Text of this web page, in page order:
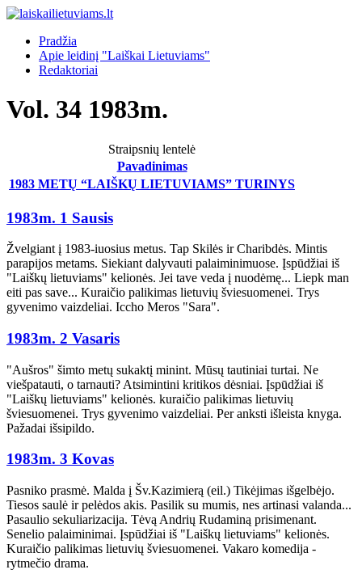
Pradžia
Apie leidinį "Laiškai Lietuviams"
Redaktoriai
Vol. 34 1983m.
Straipsnių lentelė
Pavadinimas
1983 METŲ “LAIŠKŲ LIETUVIAMS” TURINYS
1983m. 1 Sausis
Žvelgiant į 1983-iuosius metus. Tap Skilės ir Charibdės. Mintis
parapijos metams. Siekiant dalyvauti palaiminimuose. Įspūdžiai iš
"Laiškų lietuviams" kelionės. Jei tave veda į nuodėmę... Liepk man
eiti pas save... Kuraičio palikimas lietuvių šviesuomenei. Trys
gyvenimo vaizdeliai. Iccho Meros "Sara".
1983m. 2 Vasaris
"Aušros" šimto metų sukaktį minint. Mūsų tautiniai turtai. Ne
viešpatauti, o tarnauti? Atsimintini kritikos dėsniai. Įspūdžiai iš
"Laiškų lietuviams" kelionės. kuraičio palikimas lietuvių
šviesuomenei. Trys gyvenimo vaizdeliai. Per anksti išleista knyga.
Pažadai išsipildo.
1983m. 3 Kovas
Pasniko prasmė. Malda į Šv.Kazimierą (eil.) Tikėjimas išgelbėjo.
Tiesos saulė ir pelėdos akis. Pasilik su mumis, nes artinasi valanda...
Pasaulio sekuliarizacija. Tėvą Andrių Rudaminą prisimenant.
Senelio palaiminimai. Įspūdžiai iš "Laiškų lietuviams" kelionės.
Kuraičio palikimas lietuvių šviesuomenei. Vakaro komedija -
rytmečio drama.